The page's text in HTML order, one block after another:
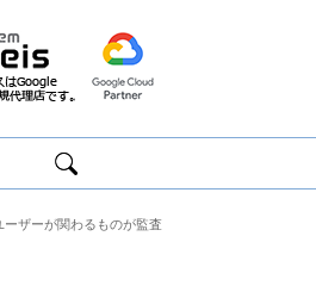
ザーが関わるものが監査